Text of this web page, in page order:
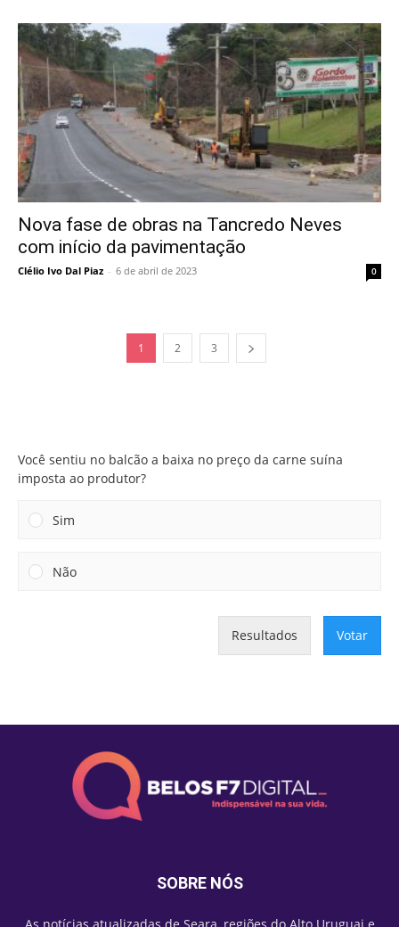
Nova fase de obras na Tancredo Neves
com início da pavimentação
Clélio Ivo Dal Piaz - 6 de abril de 2023 0
1 2 3
Você sentiu no balcão a baixa no preço da carne suína
imposta ao produtor?
Sim
Não
Resultados Votar
SOBRE NÓS